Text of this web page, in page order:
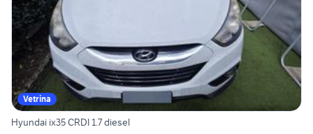
Vetrina
Hyundai ix35 CRDI 1.7 diesel